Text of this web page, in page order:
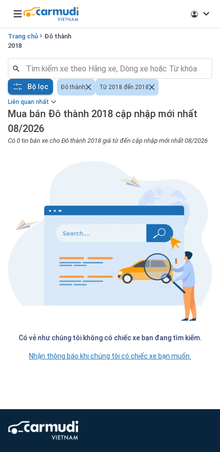
Open main menu
Trang chủ
Đô thành
2018
Liên quan nhất
Mua bán Đô thành 2018 cập nhập mới nhất
08/2026
Có 0 tin bán xe cho Đô thành 2018 giá từ đến cập nhập mới nhất 08/2026
Bộ lọc Đô thành Từ 2018 đến 2018
Có vẻ như chúng tôi không có chiếc xe bạn đang tìm kiếm.
Nhận thông báo khi chúng tôi có chiếc xe bạn muốn.